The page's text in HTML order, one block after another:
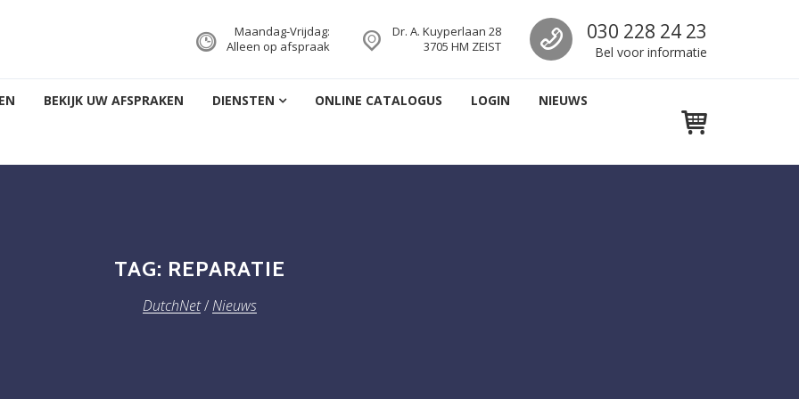
Bel DutchNet
030 228 24 23
Bel voor informatie
Dr. A. Kuyperlaan 28
3705 HM ZEIST
Maandag-Vrijdag:
Alleen op afspraak
BEKIJK UW AFSPRAKEN DIENSTEN ONLINE CATALOGUS LOGIN NIEUWS
TAG: REPARATIE
DutchNet/Nieuws